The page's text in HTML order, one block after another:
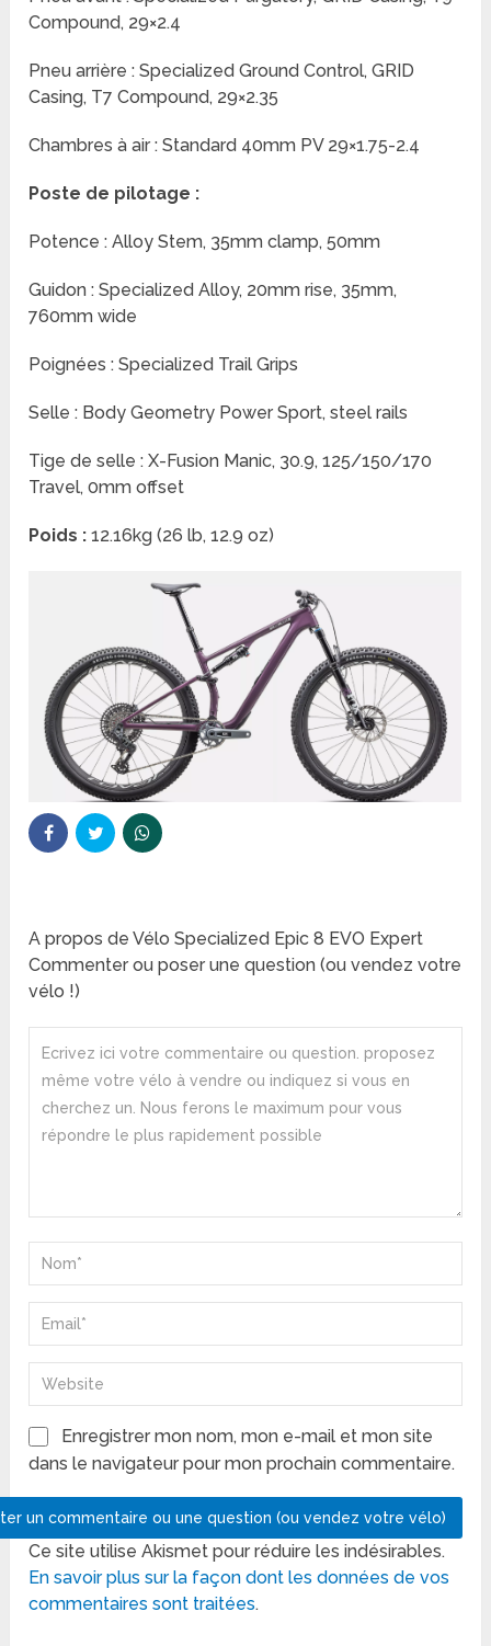
Compound, 29×2.4
Pneu arrière : Specialized Ground Control, GRID
Casing, T7 Compound, 29×2.35
Chambres à air : Standard 40mm PV 29×1.75-2.4
Poste de pilotage :
Potence : Alloy Stem, 35mm clamp, 50mm
Guidon : Specialized Alloy, 20mm rise, 35mm,
760mm wide
Poignées : Specialized Trail Grips
Selle : Body Geometry Power Sport, steel rails
Tige de selle : X-Fusion Manic, 30.9, 125/150/170
Travel, 0mm offset
Poids :12.16kg (26 lb, 12.9 oz)
A propos de Vélo Specialized Epic 8 EVO Expert
Commenter ou poser une question (ou vendez votre
vélo !)
Enregistrer mon nom, mon e-mail et mon site
dans le navigateur pour mon prochain commentaire.
Ce site utilise Akismet pour réduire les indésirables.
En savoir plus sur la façon dont les données de vos
commentaires sont traitées.